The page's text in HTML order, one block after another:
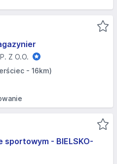
Z O.O.
- 16km)
sportowym - BIELSKO-